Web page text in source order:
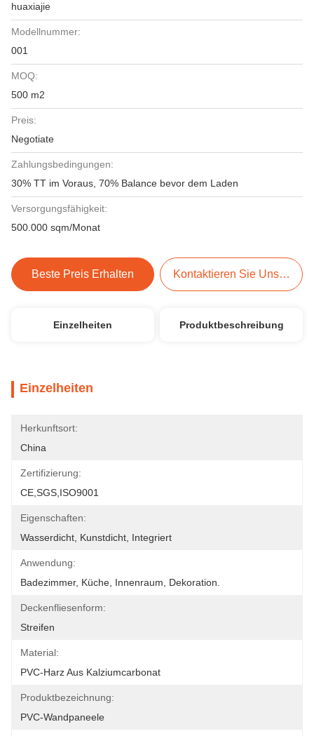
huaxiajie
Modellnummer:
001
MOQ:
500 m2
Preis:
Negotiate
Zahlungsbedingungen:
30% TT im Voraus, 70% Balance bevor dem Laden
Versorgungsfähigkeit:
500.000 sqm/Monat
Beste Preis Erhalten Kontaktieren Sie Uns Jetzt
Einzelheiten Produktbeschreibung
Einzelheiten
Herkunftsort:
China
Zertifizierung:
CE,SGS,ISO9001
Eigenschaften:
Wasserdicht, Kunstdicht, Integriert
Anwendung:
Badezimmer, Küche, Innenraum, Dekoration.
Deckenfliesenform:
Streifen
Material:
PVC-Harz Aus Kalziumcarbonat
Produktbezeichnung:
PVC-Wandpaneele